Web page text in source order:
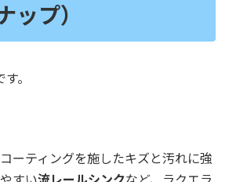
プ）
。
ーティングを施したキズと汚れに強